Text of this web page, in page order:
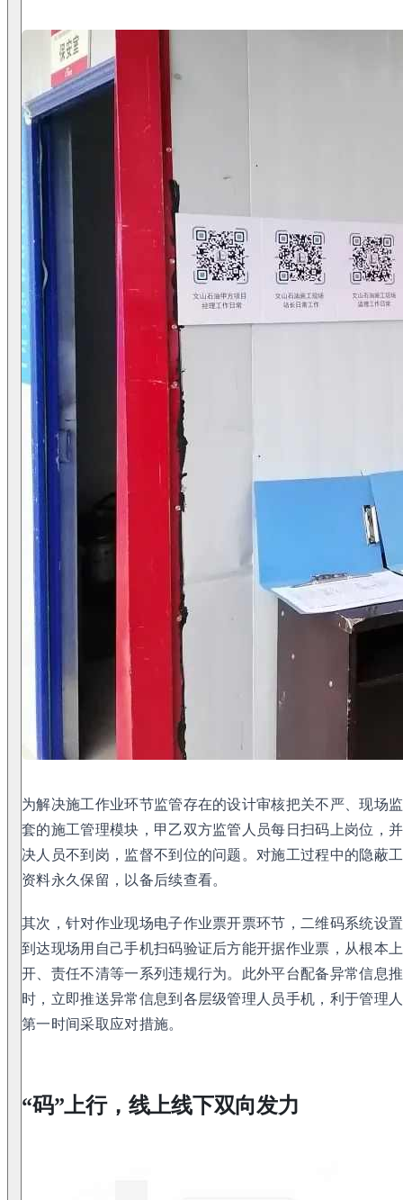
为解决施工作业环节监管存在的设计审核把关不严、现场
套的施工管理模块，甲乙双方监管人员每日扫码上岗位，
决人员不到岗，监督不到位的问题。对施工过程中的隐蔽
资料永久保留，以备后续查看。
其次，针对作业现场电子作业票开票环节，二维码系统设
到达现场用自己手机扫码验证后方能开据作业票，从根本
开、责任不清等一系列违规行为。此外平台配备异常信息
时，立即推送异常信息到各层级管理人员手机，利于管理
第一时间采取应对措施。
“码”上行，线上线下双向发力